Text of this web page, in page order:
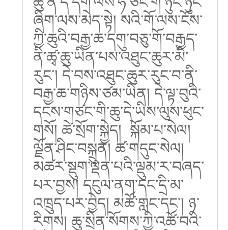
ཞིག་ལས་མེད་སྟེ། སའི་གོ་ལས་ངོས་
ཀྱི་ཆུའི་བརྒྱ་ཆ་དགུ་བཅུ་གོ་བརྒྱད་
ནི་ཚྭ་ཆུ་ཡིན་པས་འཐུང་ཆུར་མི་
རུང་། དེ་བས་འཐུང་ཆུར་རུང་བ་ནི་
བརྒྱ་ཆ་གཉིས་ཙམ་ཡིན། དེ་ལྟ་བུའི་
དངས་གཙང་གི་ཆུ་དེ་ཡིས་ལུས་ཕུང་
གསོ། ཚེ་སྲོག་སྐྱེད། སྐོམ་པ་སེལ།
ལྗོན་ཤིང་བསྐྲུན། ཚ་གདུང་སེལ།
མཚར་སྡུག་ལྡན་པའི་ལྡུམ་ར་བཞད་
པར་བྱས། དངུལ་ནག་དང་དྲི་མ་
འཁྲུད་པར་བྱེད། མཚོ་གླང་དང་། ཉ་
རིགས། ཆུ་སྲིན་སོགས་ཀྱི་འཚོ་བའི་